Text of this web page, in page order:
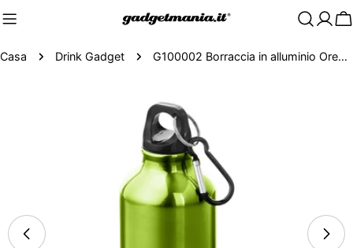
Casa Drink Gadget G100002 Borraccia in alluminio Oregon con moschettone 400 ml